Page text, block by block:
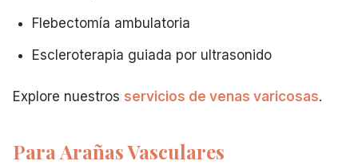
Flebectomía ambulatoria
Escleroterapia guiada por ultrasonido
Explore nuestros servicios de venas varicosas.
Para Arañas Vasculares